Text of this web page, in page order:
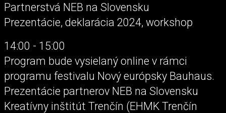
Partnerstvá NEB na Slovensku
Prezentácie, deklarácia 2024, workshop
14:00 - 15:00
Program bude vysielaný online v rámci
programu festivalu Nový európsky Bauhaus.
Prezentácie partnerov NEB na Slovensku
Kreatívny inštitút Trenčín (EHMK Trenčín